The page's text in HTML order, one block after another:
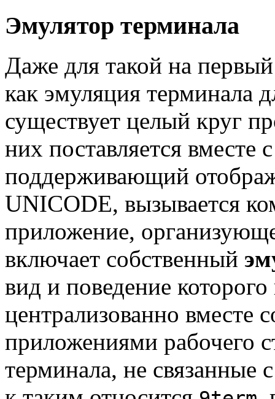
Эмулятор терминала
Даже для такой на
как эмуляция терминала
существует целый круг
них поставляется
поддерживающий
UNICODE, вызывается
приложение,
включает собственный
вид и поведение которого
централизованно вместе
приложениями рабочего
терминала, не связанные